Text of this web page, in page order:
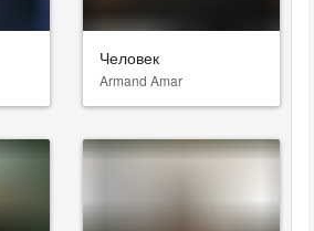
Человек
Armand Amar